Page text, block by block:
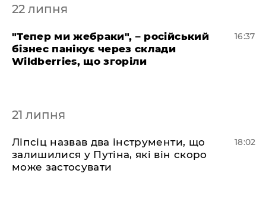
22 липня
"Тепер ми жебраки", – російський
бізнес панікує через склади
Wildberries, що згоріли
16:37
21 липня
​Ліпсіц назвав два інструменти, що
залишилися у Путіна, які він скоро
може застосувати
18:02